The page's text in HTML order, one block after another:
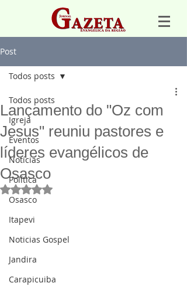
Post
Todos posts
Igreja
Eventos
Notícias
Política
Osasco
Itapevi
Noticias Gospel
Jandira
Carapicuiba
Todos posts
Lançamento do "Oz com
Jesus" reuniu pastores e
líderes evangélicos de
Osasco
Avaliado com NaN de 5 estrelas.